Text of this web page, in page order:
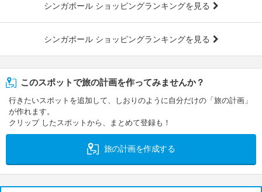
シンガポール ショッピングランキングを見る
シンガポール ショッピングランキングを見る
このスポットで旅の計画を作ってみませんか？
行きたいスポットを追加して、しおりのように自分だけの「旅の計画」
が作れます。
クリップ したスポットから、まとめて登録も！
旅の計画を作成する